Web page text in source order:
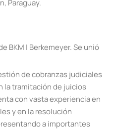
Paraguay.
BKM | Berkemeyer. Se unió
de cobranzas judiciales
la tramitación de juicios
con vasta experiencia en
y en la resolución
a importantes